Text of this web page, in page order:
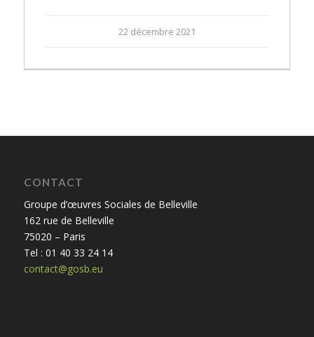
22 décembre 2021
CONTACT
Groupe d’œuvres Sociales de Belleville
162 rue de Belleville
75020 – Paris
Tel : 01 40 33 24 14
contact@gosb.eu